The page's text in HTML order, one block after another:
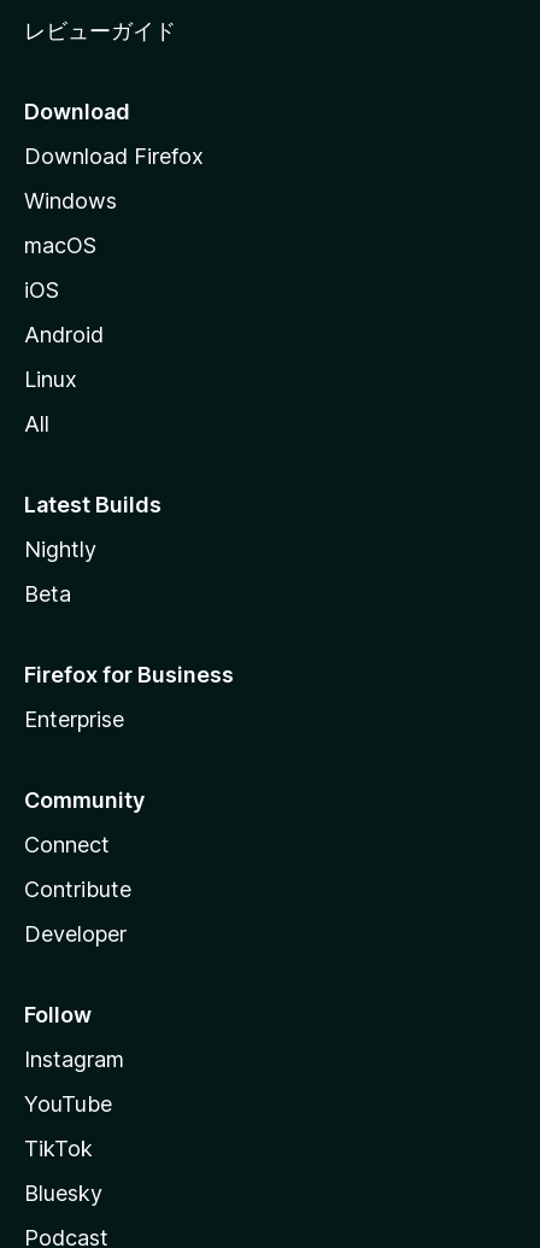
レビューガイド
Download
Download Firefox
Windows
macOS
iOS
Android
Linux
All
Latest Builds
Nightly
Beta
Firefox for Business
Enterprise
Community
Connect
Contribute
Developer
Follow
Instagram
YouTube
TikTok
Bluesky
Podcast